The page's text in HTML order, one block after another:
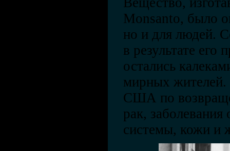
Monsanto, было
но и для людей.
в результате его
остались
мирных жителей.
США по
рак,
системы, кожи и